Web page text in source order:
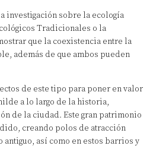
investigación sobre la ecología
Tradicionales o la
que la coexistencia entre la
además de que ambos pueden
de este tipo para poner en valor
a lo largo de la historia,
de la ciudad. Este gran patrimonio
creando polos de atracción
así como en estos barrios y